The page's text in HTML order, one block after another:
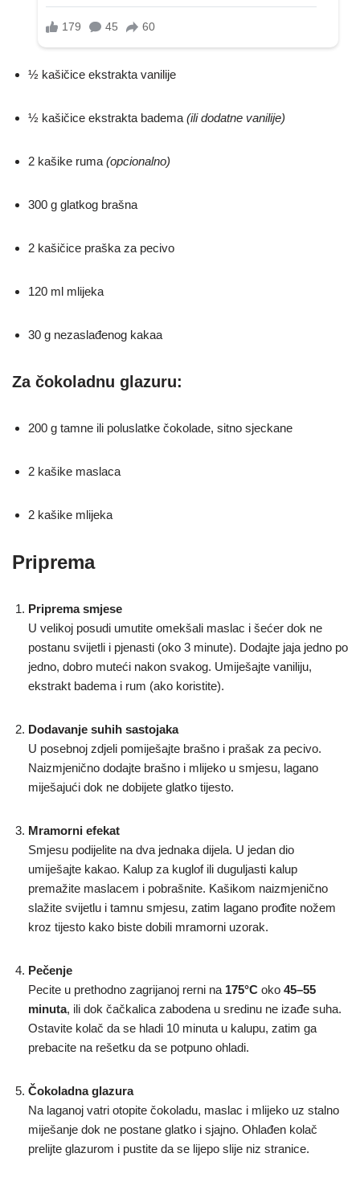
½ kašičice ekstrakta vanilije
½ kašičice ekstrakta badema (ili dodatne vanilije)
2 kašike ruma (opcionalno)
300 g glatkog brašna
2 kašičice praška za pecivo
120 ml mlijeka
30 g nezaslađenog kakaa
Za čokoladnu glazuru:
200 g tamne ili poluslatke čokolade, sitno sjeckane
2 kašike maslaca
2 kašike mlijeka
Priprema
Priprema smjese
U velikoj posudi umutite omekšali maslac i šećer dok ne
postanu svijetli i pjenasti (oko 3 minute). Dodajte jaja jedno po
jedno, dobro muteći nakon svakog. Umiješajte vaniliju,
ekstrakt badema i rum (ako koristite).
Dodavanje suhih sastojaka
U posebnoj zdjeli pomiješajte brašno i prašak za pecivo.
Naizmjenično dodajte brašno i mlijeko u smjesu, lagano
miješajući dok ne dobijete glatko tijesto.
Mramorni efekat
Smjesu podijelite na dva jednaka dijela. U jedan dio
umiješajte kakao. Kalup za kuglof ili duguljasti kalup
premažite maslacem i pobrašnite. Kašikom naizmjenično
slažite svijetlu i tamnu smjesu, zatim lagano prođite nožem
kroz tijesto kako biste dobili mramorni uzorak.
Pečenje
Pecite u prethodno zagrijanoj rerni na 175°C oko 45–55
minuta, ili dok čačkalica zabodena u sredinu ne izađe suha.
Ostavite kolač da se hladi 10 minuta u kalupu, zatim ga
prebacite na rešetku da se potpuno ohladi.
Čokoladna glazura
Na laganoj vatri otopite čokoladu, maslac i mlijeko uz stalno
miješanje dok ne postane glatko i sjajno. Ohlađen kolač
prelijte glazurom i pustite da se lijepo slije niz stranice.